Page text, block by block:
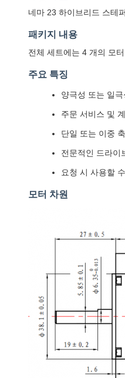
네마 23 하이브리드 스테
패키지 내용
전체 세트에는 4 개의 모
주요 특징
양극성 또는 일
주문 서비스 및
단일 또는 이중
전문적인 드라이
요청 시 사용할
모터 차원